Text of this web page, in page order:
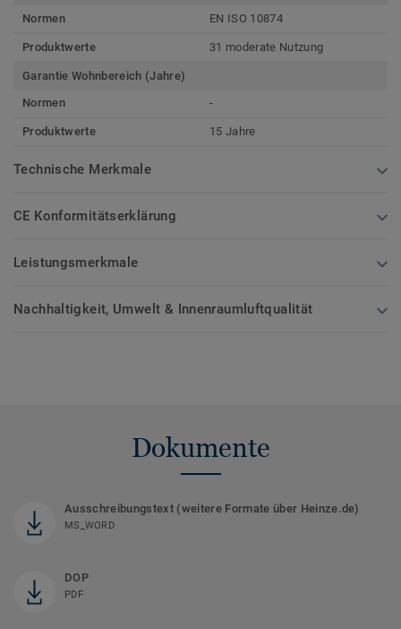
Normen
EN ISO 10874
Produktwerte 31 moderate Nutzung
Garantie Wohnbereich (Jahre)
Normen
-
Produktwerte 15 Jahre
Technische Merkmale
CE Konformitätserklärung
Leistungsmerkmale
Nachhaltigkeit, Umwelt & Innenraumluftqualität
Dokumente
Ausschreibungstext (weitere Formate über Heinze.de)
MS_WORD
DOP
PDF